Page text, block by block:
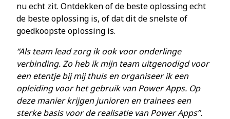
nu echt zit. Ontdekken of de beste oplossing echt
de beste oplossing is, of dat dit de snelste of
goedkoopste oplossing is.
“Als team lead zorg ik ook voor onderlinge
verbinding. Zo heb ik mijn team uitgenodigd voor
een etentje bij mij thuis en organiseer ik een
opleiding voor het gebruik van Power Apps. Op
deze manier krijgen junioren en trainees een
sterke basis voor de realisatie van Power Apps”.